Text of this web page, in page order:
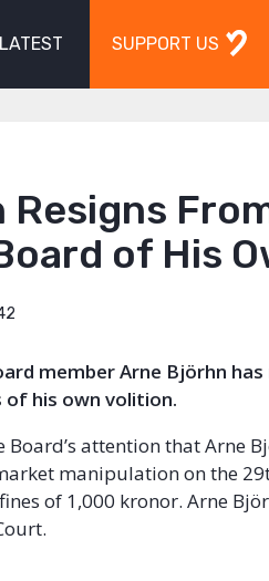
LATEST SUPPORT US
of His
member Arne Björhn
of his own volition.
Board’s attention that Arne
manipulation on the
of 1,000 kronor. Arne